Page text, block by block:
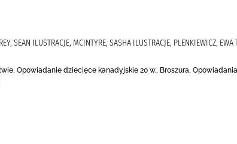
SEAN ILUSTRACJE, MCINTYRE, SASHA ILUSTRACJE, PLENKIEWICZ,
Opowiadanie dziecięce kanadyjskie 20 w., Broszura,